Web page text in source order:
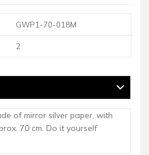
GWP1-70-018M
2
of mirror silver paper, with
70 cm. Do it yourself